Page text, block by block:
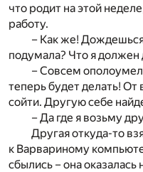
что родит на этой
работу.
– Как же!
подумала? Что я должен
– Совсем
теперь будет делать!
сойти. Другую себе
– Да где я возьму
Другая откуда-то
к Варвариному
сбылись – она